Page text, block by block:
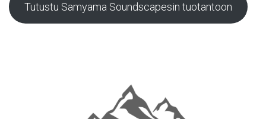
Tutustu Samyama Soundscapesin tuotantoon